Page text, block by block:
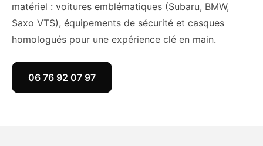
matériel : voitures emblématiques (Subaru, BMW,
Saxo VTS), équipements de sécurité et casques
homologués pour une expérience clé en main.
06 76 92 07 97